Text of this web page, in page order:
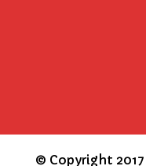
© Copyright